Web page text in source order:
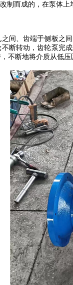
制而成的，在泵体
间、齿端于侧板之
断转动，齿轮泵完成
不断地将介质从低